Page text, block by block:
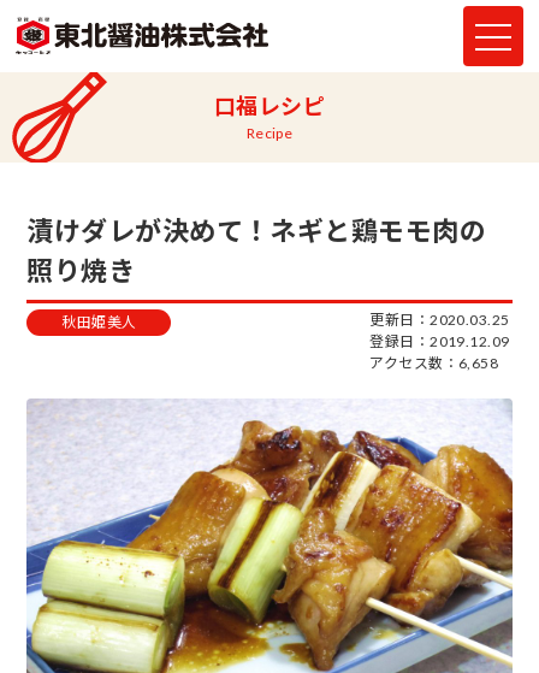
口福レシピ
Recipe
漬けダレが決めて！ネギと鶏モモ肉の
照り焼き
秋田姫美人
更新日：2020.03.25
登録日：2019.12.09
アクセス数：6,658